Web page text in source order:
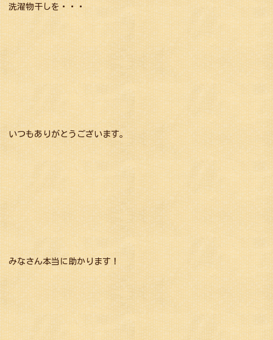
洗濯物干しを・・・
いつもありがとうございます。
みなさん本当に助かります！